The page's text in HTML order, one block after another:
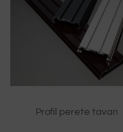
Profil perete tavan